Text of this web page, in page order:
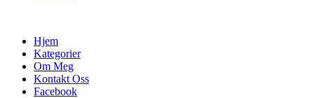
Hjem
Kategorier
Om Meg
Kontakt Oss
Facebook